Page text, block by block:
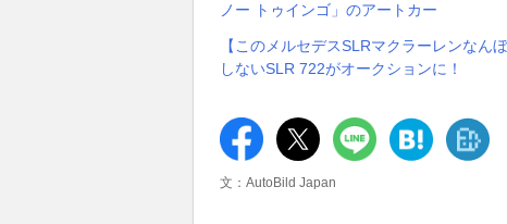
ノー トゥインゴ」のアートカー
【このメルセデスSLRマクラーレンな
しないSLR 722がオークションに！
文：AutoBild Japan